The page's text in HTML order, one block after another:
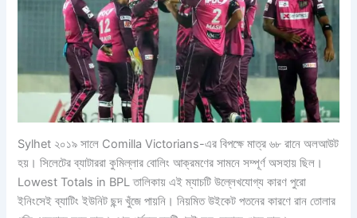
Sylhet ২০১৯ সালে Comilla Victorians-এর বিপক্ষে মাত্র ৬৮ রানে অলআউট
হয়। সিলেটের ব্যাটাররা কুমিল্লার বোলিং আক্রমণের সামনে সম্পূর্ণ অসহায় ছিল।
Lowest Totals in BPL তালিকায় এই ম্যাচটি উল্লেখযোগ্য কারণ পুরো
ইনিংসেই ব্যাটিং ইউনিট ছন্দ খুঁজে পায়নি। নিয়মিত উইকেট পতনের কারণে রান তোলার